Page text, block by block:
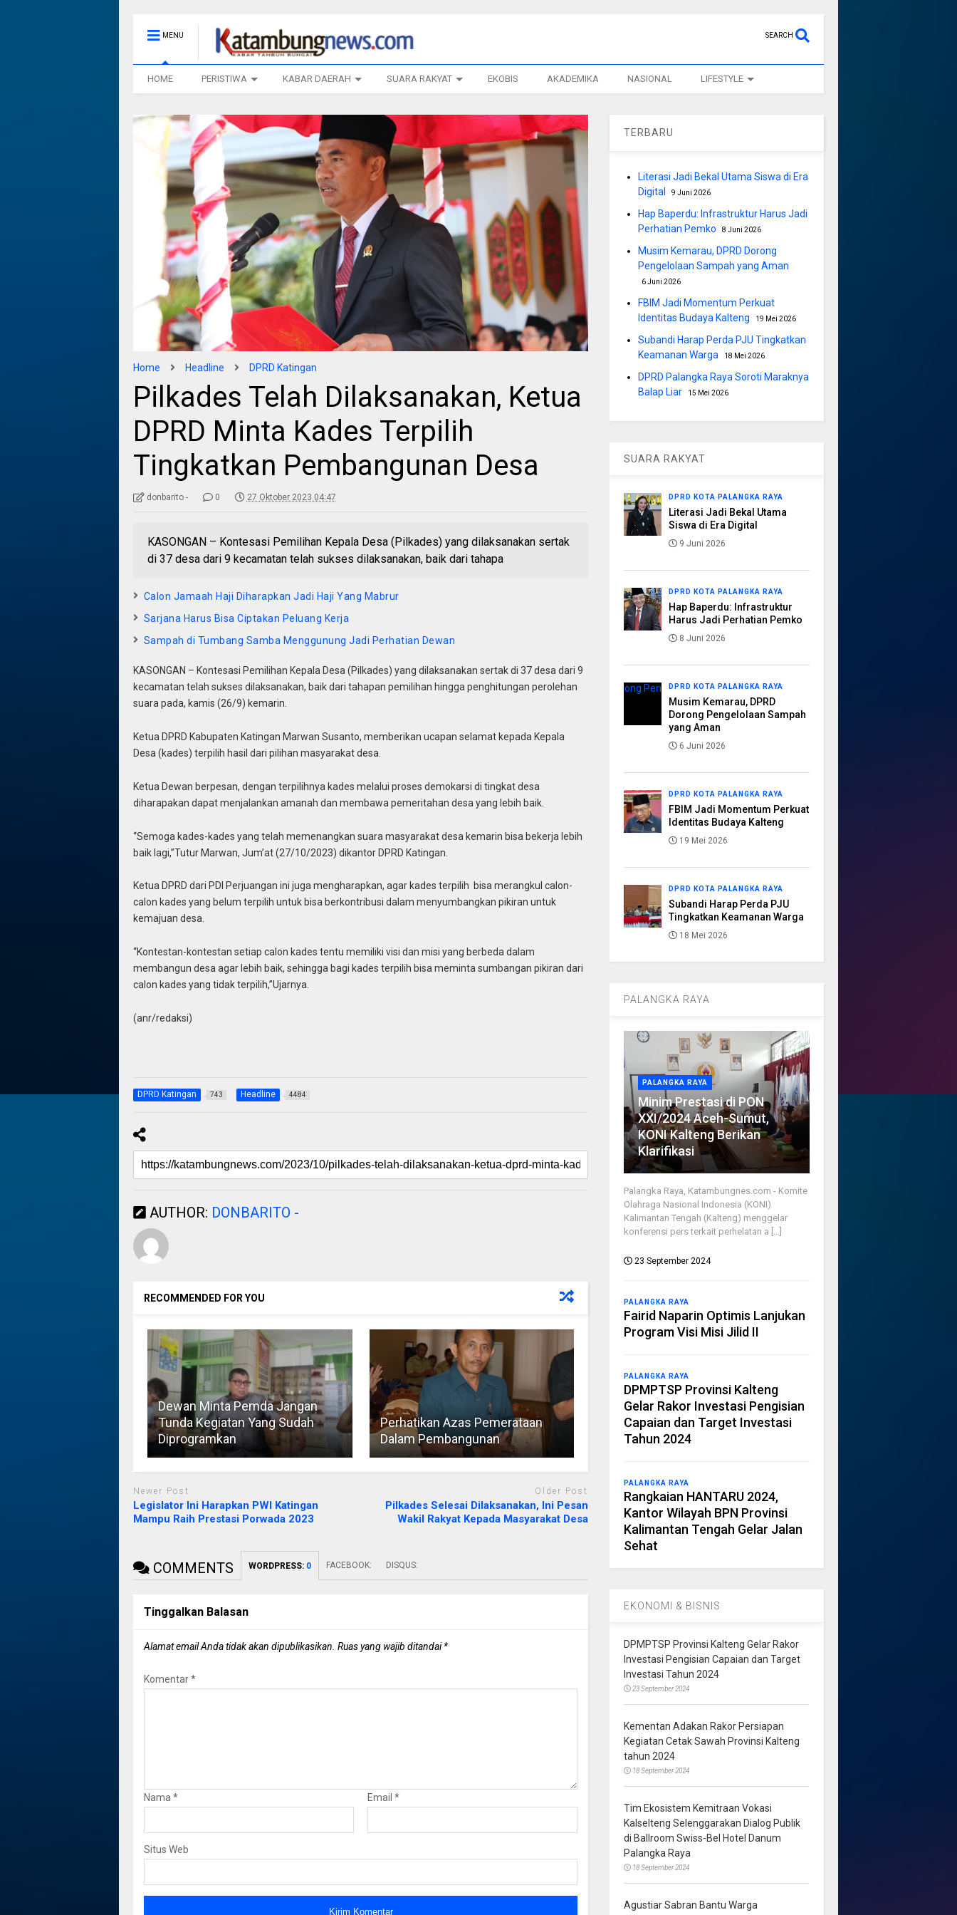
MENU SEARCH
HOME PERISTIWA KABAR DAERAH SUARA RAKYAT EKOBIS AKADEMIKA NASIONAL LIFESTYLE
Home Headline DPRD Katingan
Pilkades Telah Dilaksanakan, Ketua
DPRD Minta Kades Terpilih
Tingkatkan Pembangunan Desa
donbarito - 0 27 Oktober 2023 04:47
KASONGAN – Kontesasi Pemilihan Kepala Desa (Pilkades) yang dilaksanakan sertak
di 37 desa dari 9 kecamatan telah sukses dilaksanakan, baik dari tahapa
Calon Jamaah Haji Diharapkan Jadi Haji Yang Mabrur
Sarjana Harus Bisa Ciptakan Peluang Kerja
Sampah di Tumbang Samba Menggunung Jadi Perhatian Dewan
KASONGAN – Kontesasi Pemilihan Kepala Desa (Pilkades) yang dilaksanakan sertak di 37 desa dari 9
kecamatan telah sukses dilaksanakan, baik dari tahapan pemilihan hingga penghitungan perolehan
suara pada, kamis (26/9) kemarin.
Ketua DPRD Kabupaten Katingan Marwan Susanto, memberikan ucapan selamat kepada Kepala
Desa (kades) terpilih hasil dari pilihan masyarakat desa.
Ketua Dewan berpesan, dengan terpilihnya kades melalui proses demokarsi di tingkat desa
diharapakan dapat menjalankan amanah dan membawa pemeritahan desa yang lebih baik.
“Semoga kades-kades yang telah memenangkan suara masyarakat desa kemarin bisa bekerja lebih
baik lagi,”Tutur Marwan, Jum’at (27/10/2023) dikantor DPRD Katingan.
Ketua DPRD dari PDI Perjuangan ini juga mengharapkan, agar kades terpilih bisa merangkul calon-
calon kades yang belum terpilih untuk bisa berkontribusi dalam menyumbangkan pikiran untuk
kemajuan desa.
“Kontestan-kontestan setiap calon kades tentu memiliki visi dan misi yang berbeda dalam
membangun desa agar lebih baik, sehingga bagi kades terpilih bisa meminta sumbangan pikiran dari
calon kades yang tidak terpilih,”Ujarnya.
(anr/redaksi)
DPRD Katingan 743 Headline 4484
AUTHOR: DONBARITO -
RECOMMENDED FOR YOU
Dewan Minta Pemda Jangan
Tunda Kegiatan Yang Sudah
Diprogramkan
Perhatikan Azas Pemerataan
Dalam Pembangunan
Newer Post
Legislator Ini Harapkan PWI Katingan
Mampu Raih Prestasi Porwada 2023
Older Post
Pilkades Selesai Dilaksanakan, Ini Pesan
Wakil Rakyat Kepada Masyarakat Desa
COMMENTS WORDPRESS: 0 FACEBOOK: DISQUS:
Tinggalkan Balasan
Alamat email Anda tidak akan dipublikasikan. Ruas yang wajib ditandai*
Komentar*
Nama* Email *
Situs Web
TERBARU
Literasi Jadi Bekal Utama Siswa di Era
Digital
9 Juni 2026
Hap Baperdu: Infrastruktur Harus Jadi
Perhatian Pemko
8 Juni 2026
Musim Kemarau, DPRD Dorong
Pengelolaan Sampah yang Aman
6 Juni 2026
FBIM Jadi Momentum Perkuat
Identitas Budaya Kalteng
19 Mei 2026
Subandi Harap Perda PJU Tingkatkan
Keamanan Warga
18 Mei 2026
DPRD Palangka Raya Soroti Maraknya
Balap Liar
15 Mei 2026
SUARA RAKYAT
DPRD KOTA PALANGKA RAYA
Literasi Jadi Bekal Utama
Siswa di Era Digital
9 Juni 2026
DPRD KOTA PALANGKA RAYA
Hap Baperdu: Infrastruktur
Harus Jadi Perhatian Pemko
8 Juni 2026
DPRD KOTA PALANGKA RAYA
Musim Kemarau, DPRD
Dorong Pengelolaan Sampah
yang Aman
6 Juni 2026
DPRD KOTA PALANGKA RAYA
FBIM Jadi Momentum Perkuat
Identitas Budaya Kalteng
19 Mei 2026
DPRD KOTA PALANGKA RAYA
Subandi Harap Perda PJU
Tingkatkan Keamanan Warga
18 Mei 2026
PALANGKA RAYA
PALANGKA RAYA
Minim Prestasi di PON
XXI/2024 Aceh-Sumut,
KONI Kalteng Berikan
Klarifikasi
Palangka Raya, Katambungnes.com - Komite
Olahraga Nasional Indonesia (KONI)
Kalimantan Tengah (Kalteng) menggelar
konferensi pers terkait perhelatan a [...]
23 September 2024
PALANGKA RAYA
Fairid Naparin Optimis Lanjukan
Program Visi Misi Jilid II
PALANGKA RAYA
DPMPTSP Provinsi Kalteng
Gelar Rakor Investasi Pengisian
Capaian dan Target Investasi
Tahun 2024
PALANGKA RAYA
Rangkaian HANTARU 2024,
Kantor Wilayah BPN Provinsi
Kalimantan Tengah Gelar Jalan
Sehat
EKONOMI & BISNIS
DPMPTSP Provinsi Kalteng Gelar Rakor
Investasi Pengisian Capaian dan Target
Investasi Tahun 2024
23 September 2024
Kementan Adakan Rakor Persiapan
Kegiatan Cetak Sawah Provinsi Kalteng
tahun 2024
18 September 2024
Tim Ekosistem Kemitraan Vokasi
Kalselteng Selenggarakan Dialog Publik
di Ballroom Swiss-Bel Hotel Danum
Palangka Raya
18 September 2024
Agustiar Sabran Bantu Warga